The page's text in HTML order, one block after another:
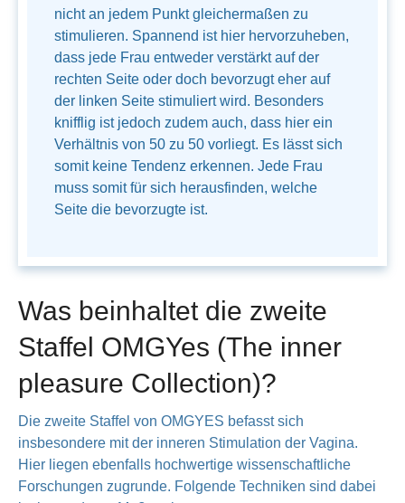
nicht an jedem Punkt gleichermaßen zu
stimulieren. Spannend ist hier hervorzuheben,
dass jede Frau entweder verstärkt auf der
rechten Seite oder doch bevorzugt eher auf
der linken Seite stimuliert wird. Besonders
knifflig ist jedoch zudem auch, dass hier ein
Verhältnis von 50 zu 50 vorliegt. Es lässt sich
somit keine Tendenz erkennen. Jede Frau
muss somit für sich herausfinden, welche
Seite die bevorzugte ist.
Was beinhaltet die zweite
Staffel OMGYes (The inner
pleasure Collection)?
Die zweite Staffel von OMGYES befasst sich
insbesondere mit der inneren Stimulation der Vagina.
Hier liegen ebenfalls hochwertige wissenschaftliche
Forschungen zugrunde. Folgende Techniken sind dabei